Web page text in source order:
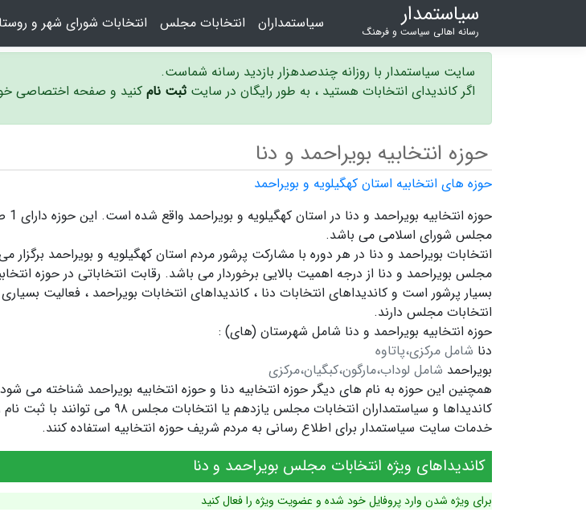
سیاستمدار
رسانه اهالی سیاست و فرهنگ سیاستمداران انتخابات مجلس انتخابات شورای شهر و روستا
سایت سیاستمدار با روزانه چندصدهزار بازدید رسانه شماست.
اگر کاندیدای انتخابات هستید ، به طور رایگان در سایت ثبت نام کنید و صفحه اختصاصی
حوزه انتخابیه بویراحمد و دنا
حوزه های انتخابیه استان کهگیلویه و بویراحمد
مجلس شورای اسلامی می باشد.
انتخابات بویراحمد و دنا در هر دوره با مشارکت پرشور مردم استان کهگیلویه و بویراحمد برگزار
مجلس بویراحمد و دنا از درجه اهمیت بالایی برخوردار می باشد. رقابت انتخاباتی در حوزه
بسیار پرشور است و کاندیداهای انتخابات دنا ، کاندیداهای انتخابات بویراحمد ، فعالیت
انتخابات مجلس دارند.
حوزه انتخابیه بویراحمد و دنا شامل شهرستان (های) :
دنا شامل مرکزی،پاتاوه
بویراحمد شامل لوداب،مارگون،کبگیان،مرکزی
همچنین این حوزه به نام های دیگر حوزه انتخابیه دنا و حوزه انتخابیه بویراحمد شناخته می
کاندیداها و سیاستمداران انتخابات مجلس یازدهم یا
خدمات سایت سیاستمدار برای اطلاع رسانی به مردم شریف حوزه انتخابیه استفاده کنند.
کاندیداهای ویژه انتخابات مجلس بویراحمد و دنا
برای ویژه شدن وارد پروفایل خود شده و عضویت ویژه را فعال کنید